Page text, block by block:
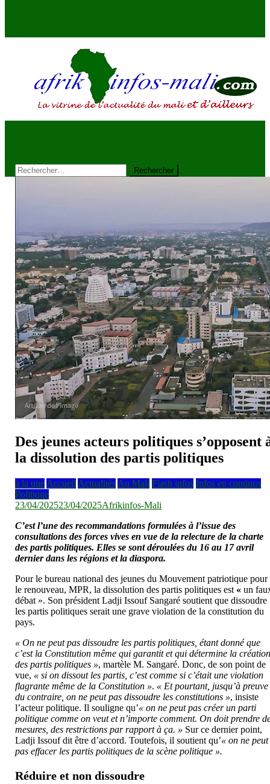
Rechercher :
Des jeunes acteurs politiques s’opposent
la dissolution des partis politiques
à la une Accueil Actualités Au Mali Flash infos Infos en continus
Politique
23/04/202523/04/2025Afrikinfos-Mali
C’est l’une des recommandations formulées à l’issue des
consultations des forces vives en vue de la relecture de la charte
des partis politiques. Elles se sont déroulées du 16 au 17 avril
dernier dans les régions et la diaspora.
Pour le bureau national des jeunes du Mouvement patriotique pour
le renouveau, MPR, la dissolution des partis politiques est «un
débat ». Son président Ladji Issouf Sangaré soutient que dissoudre
les partis politiques serait une grave violation de la constitution du
pays.
« On ne peut pas dissoudre les partis politiques, étant donné que
c’est la Constitution même qui garantit et qui détermine la
des partis politiques », martèle M. Sangaré. Donc, de son point de
vue, « si on dissout les partis, c’est comme si c’était une violation
flagrante même de la Constitution ». « Et pourtant, jusqu’à preuve
du contraire, on ne peut pas dissoudre les constitutions », insiste
l’acteur politique. Il souligne qu’« on ne peut pas créer un parti
politique comme on veut et n’importe comment. On doit prendre
mesures, des restrictions par rapport à ça. » Sur ce dernier point,
Ladji Issouf dit être d’accord. Toutefois, il soutient qu’« on ne peut
pas effacer les partis politiques de la scène politique ».
Réduire et non dissoudre